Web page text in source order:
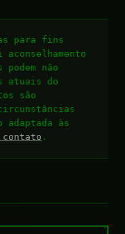
para fins
não
atuais do
são
às
contato .